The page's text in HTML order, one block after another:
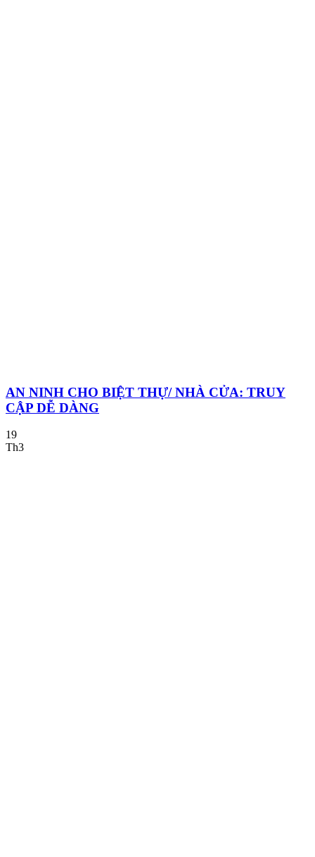
AN NINH CHO BIỆT THỰ/ NHÀ CỬA: TRUY
CẬP DỄ DÀNG
19
Th3